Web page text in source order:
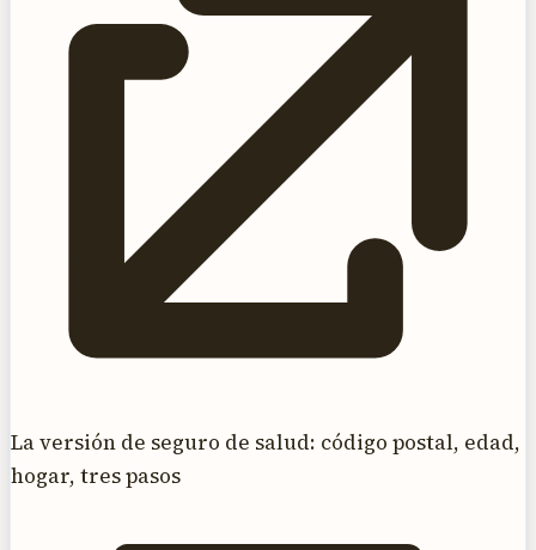
La versión de seguro de salud: código postal, edad,
hogar, tres pasos